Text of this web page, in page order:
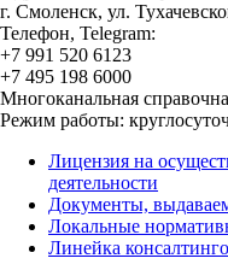
г. Смоленск, ул.
Телефон, Telegram:
+7 991 520 6123
+7 495 198 6000
Многоканальная
Режим работы:
Лицензия на
деятельности
Документы,
Локальные
Линейка